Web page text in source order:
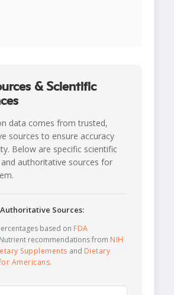
& Scientific
data comes from trusted,
sources to ensure accuracy
Below are specific scientific
authoritative sources for
Sources:
based on FDA
recommendations from NIH
Supplements and Dietary
Americans.